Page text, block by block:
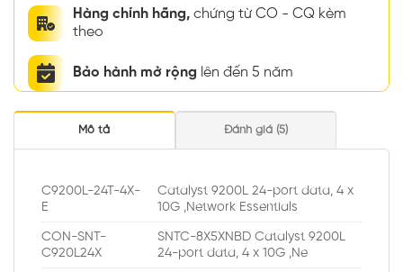
Hàng chính hãng, chứng từ CO - CQ kèm
theo
Bảo hành mở rộng lên đến 5 năm
Mô tả Đánh giá (5)
C9200L-24T-4X-
E
Catalyst 9200L 24-port data, 4 x
10G ,Network Essentials
CON-SNT-
C920L24X
SNTC-8X5XNBD Catalyst 9200L
24-port data, 4 x 10G ,Ne